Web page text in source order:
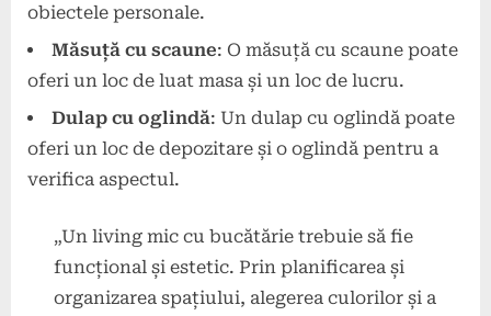
obiectele personale.
Măsuță cu scaune: O măsuță cu scaune poate
oferi un loc de luat masa și un loc de lucru.
Dulap cu oglindă: Un dulap cu oglindă poate
oferi un loc de depozitare și o oglindă pentru a
verifica aspectul.
„Un living mic cu bucătărie trebuie să fie
funcțional și estetic. Prin planificarea și
organizarea spațiului, alegerea culorilor și a